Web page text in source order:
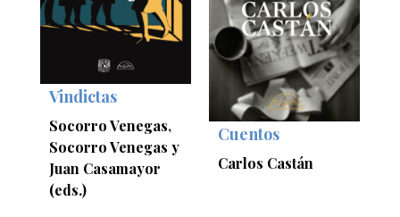
Vindictas
Socorro Venegas,
Socorro Venegas y
Juan Casamayor
(eds.)
Cuentos
Carlos Castán